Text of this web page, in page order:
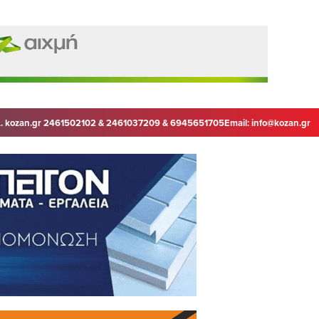
kozan.gr 2461502102 & 2461037209 & 6945651705Email:info@kozan.gr